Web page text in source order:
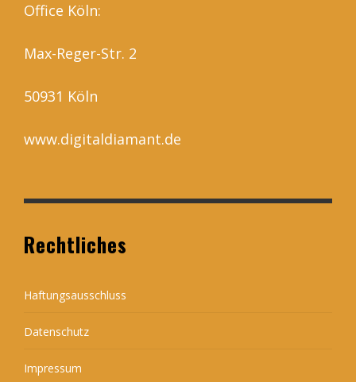
Office Köln:
Max-Reger-Str. 2
50931 Köln
www.digitaldiamant.de
Rechtliches
Haftungsausschluss
Datenschutz
Impressum